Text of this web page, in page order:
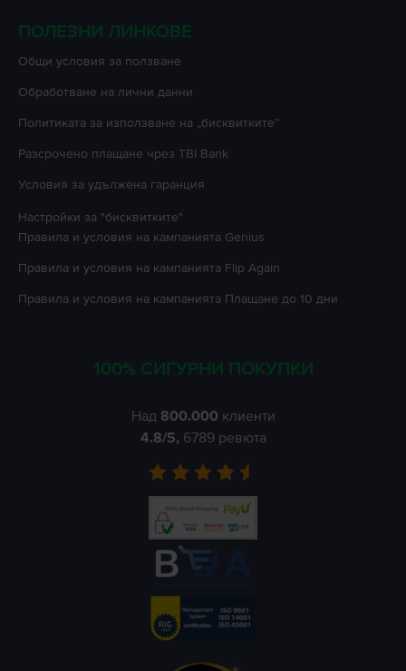
ПОЛЕЗНИ ЛИНКОВЕ
Oбщи условия за ползване
Oбработване на лични данни
Политиката за използване на „бисквитките”
Разсрочено плащане чрез TBI Bank
Условия за удължена гаранция
Настройки за "бисквитките"
Правила и условия на кампанията Genius
Правила и условия на кампанията Flip Again
Правила и условия на кампанията Плащане до 10 дни
100% СИГУРНИ ПОКУПКИ
Над 800.000 клиенти
4.8/5, 6789 ревюта